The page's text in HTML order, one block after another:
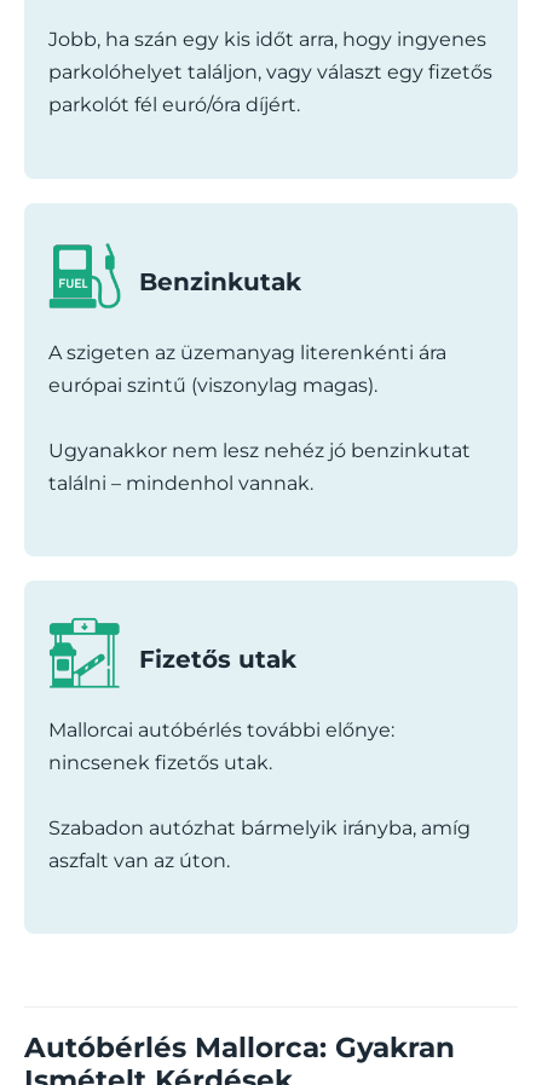
Jobb, ha szán egy kis időt arra, hogy ingyenes
parkolóhelyet találjon, vagy választ egy fizetős
parkolót fél euró/óra díjért.
Benzinkutak
A szigeten az üzemanyag literenkénti ára
európai szintű (viszonylag magas).
Ugyanakkor nem lesz nehéz jó benzinkutat
találni – mindenhol vannak.
Fizetős utak
Mallorcai autóbérlés további előnye:
nincsenek fizetős utak.
Szabadon autózhat bármelyik irányba, amíg
aszfalt van az úton.
Autóbérlés Mallorca: Gyakran